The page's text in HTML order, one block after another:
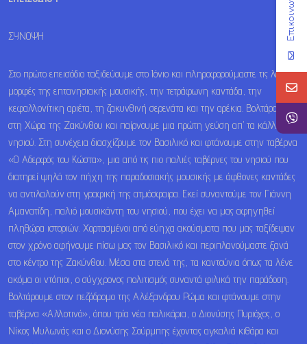
ΣΥΝΟΨΗ
Στο πρώτο επεισόδιο ταξιδεύουμε στο Ιόνιο και πληροφορούμαστε τις λαϊκές
μορφές της επτανησιακής μουσικής, την τετράφωνη καντάδα, την
κεφαλλονίτικη αριέτα, τη ζακυνθινή σερενάτα και την αρέκια. Βολτάρουμε
στη Χώρα της Ζακύνθου και παίρνουμε μια πρώτη γεύση απ’ τα κάλλη του
νησιού. Στη συνέχεια διασχίζουμε τον Βασιλικό και φτάνουμε στην ταβέρνα
«Ο Αδερφός του Κώστα», μια από τις πιο παλιές ταβέρνες του νησιού που
διατηρεί ψηλά τον πήχη της παραδοσιακής μουσικής με άφθονες καντάδες
να αντιλαλούν στη γραφική της ατμόσφαιρα. Εκεί συναντούμε τον Γιάννη
Αμανατίδη, παλιό μουσικάντη του νησιού, που έχει να μας αφηγηθεί
πληθώρα ιστοριών. Χορτασμένοι από εύηχα ακούσματα που μας ταξίδεψαν
στον χρόνο αφήνουμε πίσω μας τον Βασιλικό και περιπλανούμαστε ξανά
στο κέντρο της Ζακύνθου. Μέσα στα στενά της, τα καντούνια όπως τα λένε
ακόμα οι ντόπιοι, ο σύγχρονος πολιτισμός συναντά φιλικά την παράδοση.
Βολτάρουμε στον πεζόδρομο της Αλέξανδρου Ρώμα και φτάνουμε στην
ταβέρνα «Αλλοτινό», όπου τρία νέα παλικάρια, ο Διονύσης Πυριόχος, ο
Νίκος Μυλωνάς και ο Διονύσης Σούρμπης έχοντας αγκαλιά κιθάρα και
Επικοινωνία